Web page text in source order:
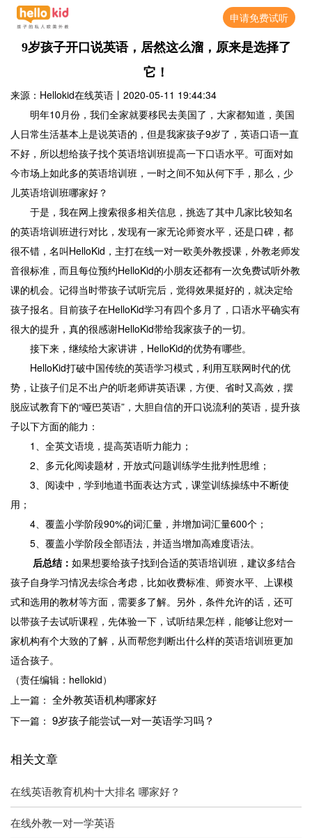
申请免费试听
9岁孩子开口说英语，居然这么溜，原来是选择了
它！
来源：Hellokid在线英语 丨 2020-05-11 19:44:34
明年10月份，我们全家就要移民去美国了，大家都知道，美国
人日常生活基本上是说英语的，但是我家孩子9岁了，英语口语一直
不好，所以想给孩子找个英语培训班提高一下口语水平。可面对如
今市场上如此多的英语培训班，一时之间不知从何下手，那么，少
儿英语培训班哪家好？
于是，我在网上搜索很多相关信息，挑选了其中几家比较知名
的英语培训班进行对比，发现有一家无论师资水平，还是口碑，都
很不错，名叫HelloKid，主打在线一对一欧美外教授课，外教老师发
音很标准，而且每位预约HelloKid的小朋友还都有一次免费试听外教
课的机会。记得当时带孩子试听完后，觉得效果挺好的，就决定给
孩子报名。目前孩子在HelloKid学习有四个多月了，口语水平确实有
很大的提升，真的很感谢HelloKid带给我家孩子的一切。
接下来，继续给大家讲讲，HelloKid的优势有哪些。
HelloKid打破中国传统的英语学习模式，利用互联网时代的优
势，让孩子们足不出户的听老师讲英语课，方便、省时又高效，摆
脱应试教育下的“哑巴英语”，大胆自信的开口说流利的英语，提升孩
子以下方面的能力：
1、全英文语境，提高英语听力能力；
2、多元化阅读题材，开放式问题训练学生批判性思维；
3、阅读中，学到地道书面表达方式，课堂训练操练中不断使
用；
4、覆盖小学阶段90%的词汇量，并增加词汇量600个；
5、覆盖小学阶段全部语法，并适当增加高难度语法。
后总结： 如果想要给孩子找到合适的英语培训班，建议多结合
孩子自身学习情况去综合考虑，比如收费标准、师资水平、上课模
式和选用的教材等方面，需要多了解。另外，条件允许的话，还可
以带孩子去试听课程，先体验一下，试听结果怎样，能够让您对一
家机构有个大致的了解，从而帮您判断出什么样的英语培训班更加
适合孩子。
（责任编辑：hellokid）
上一篇： 全外教英语机构哪家好
下一篇： 9岁孩子能尝试一对一英语学习吗？
相关文章
在线英语教育机构十大排名 哪家好？
在线外教一对一学英语